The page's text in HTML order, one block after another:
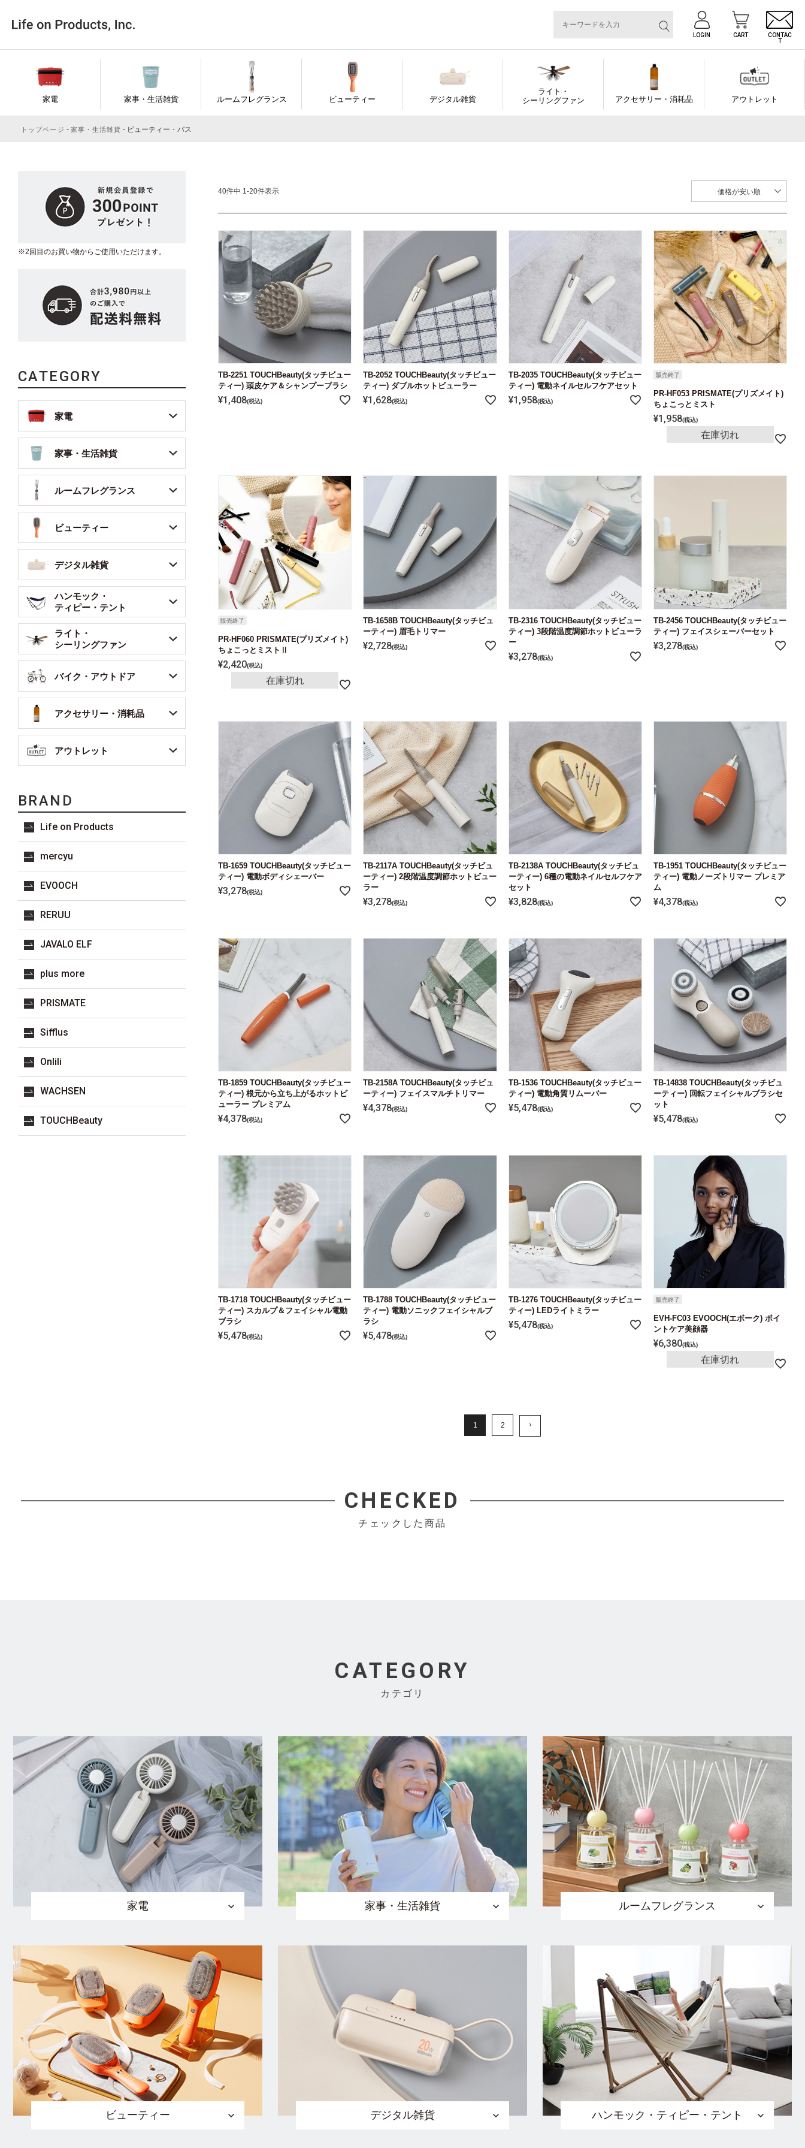
LOGIN CART
CONTAC
T
家電 家事・生活雑貨 ルームフレグランス ビューティー デジタル雑貨
ライト・
シーリングファン
アクセサリー・消耗品 アウトレット
トップページ 家事・生活雑貨 ビューティー・バス
※2回目のお買い物からご使用いただけます。
CATEGORY
家電
家事・生活雑貨
ルームフレグランス
ビューティー
デジタル雑貨
ハンモック・
ティピー・テント
ライト・
シーリングファン
バイク・アウトドア
アクセサリー・消耗品
アウトレット
BRAND
Life on Products
mercyu
EVOOCH
RERUU
JAVALO ELF
plus more
PRISMATE
Sifflus
Onlili
WACHSEN
TOUCHBeauty
価格が安い順
40件中 1-20件表示
TB-2251 TOUCHBeauty(タッチビュー
ティー) 頭皮ケア＆シャンプーブラシ
¥1,408 税込
TB-2052 TOUCHBeauty(タッチビュー
ティー) ダブルホットビューラー
¥1,628 税込
TB-2035 TOUCHBeauty(タッチビュー
ティー) 電動ネイルセルフケアセット
¥1,958 税込
販売終了
PR-HF053 PRISMATE(プリズメイト)
ちょこっとミスト
¥1,958 税込
在庫切れ
販売終了
PR-HF060 PRISMATE(プリズメイト)
ちょこっとミストⅡ
¥2,420 税込
在庫切れ
TB-1658B TOUCHBeauty(タッチビュ
ーティー) 眉毛トリマー
¥2,728 税込
TB-2316 TOUCHBeauty(タッチビュー
ティー) 3段階温度調節ホットビューラ
ー
¥3,278 税込
TB-2456 TOUCHBeauty(タッチビュー
ティー) フェイスシェーバーセット
¥3,278 税込
TB-1659 TOUCHBeauty(タッチビュー
ティー) 電動ボディシェーバー
¥3,278 税込
TB-2117A TOUCHBeauty(タッチビュ
ーティー) 2段階温度調節ホットビュー
ラー
¥3,278 税込
TB-2138A TOUCHBeauty(タッチビュ
ーティー) 6種の電動ネイルセルフケア
セット
¥3,828 税込
TB-1951 TOUCHBeauty(タッチビュー
ティー) 電動ノーズトリマー プレミア
ム
¥4,378 税込
TB-1859 TOUCHBeauty(タッチビュー
ティー) 根元から立ち上がるホットビ
ューラー プレミアム
¥4,378 税込
TB-2158A TOUCHBeauty(タッチビュ
ーティー) フェイスマルチトリマー
¥4,378 税込
TB-1536 TOUCHBeauty(タッチビュー
ティー) 電動角質リムーバー
¥5,478 税込
TB-14838 TOUCHBeauty(タッチビュ
ーティー) 回転フェイシャルブラシセ
ット
¥5,478 税込
TB-1718 TOUCHBeauty(タッチビュー
ティー) スカルプ＆フェイシャル電動
ブラシ
¥5,478 税込
TB-1788 TOUCHBeauty(タッチビュー
ティー) 電動ソニックフェイシャルブ
ラシ
¥5,478 税込
TB-1276 TOUCHBeauty(タッチビュー
ティー) LEDライトミラー
¥5,478 税込
販売終了
EVH-FC03 EVOOCH(エボーク) ポイ
ントケア美顔器
¥6,380 税込
在庫切れ
1 2
CHECKED
チェックした商品
CATEGORY
カテゴリ
家電 家事・生活雑貨 ルームフレグランス
ビューティー デジタル雑貨 ハンモック・ティピー・テント